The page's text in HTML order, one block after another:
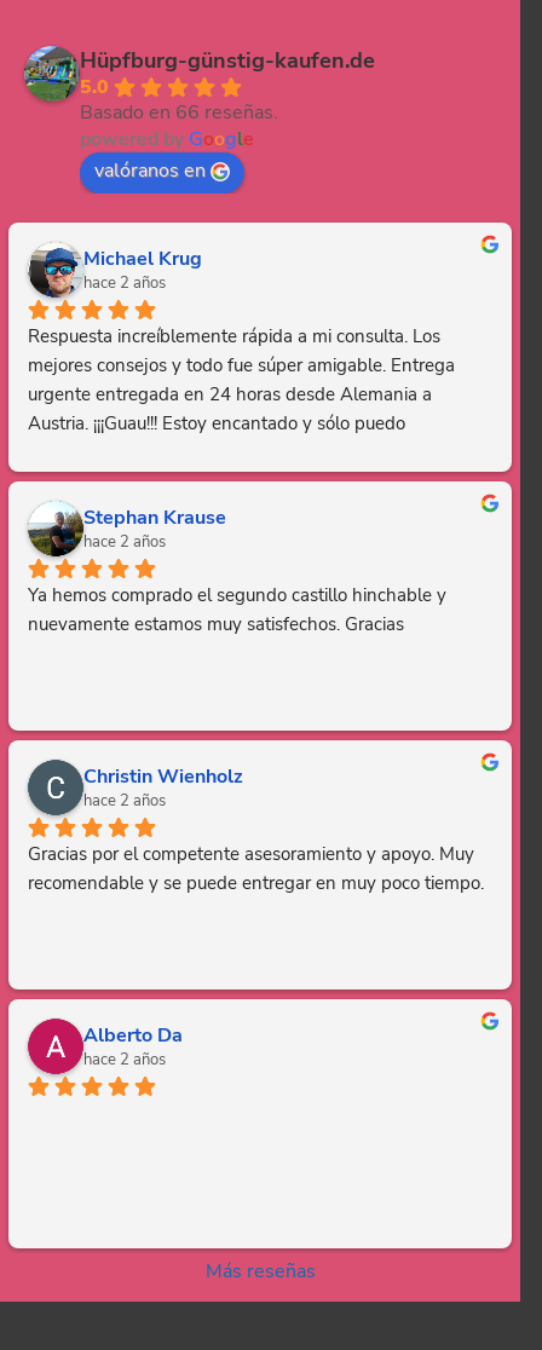
Hüpfburg-günstig-kaufen.de
5.0
Basado en 66 reseñas.
powered by Google
valóranos en
Michael Krug
hace 2 años
Respuesta increíblemente rápida a mi consulta. Los
mejores consejos y todo fue súper amigable. Entrega
urgente entregada en 24 horas desde Alemania a
Austria. ¡¡¡Guau!!! Estoy encantado y sólo puedo
Stephan Krause
hace 2 años
Ya hemos comprado el segundo castillo hinchable y
nuevamente estamos muy satisfechos. Gracias
Christin Wienholz
hace 2 años
Gracias por el competente asesoramiento y apoyo. Muy
recomendable y se puede entregar en muy poco tiempo.
Alberto Da
hace 2 años
Más reseñas